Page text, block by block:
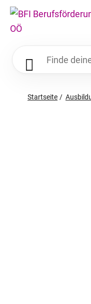
Startseite